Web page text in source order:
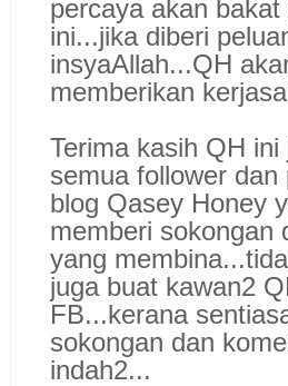
percaya akan
ini...jika diberi
insyaAllah...QH
memberikan
Terima kasih QH ini
semua follower dan
blog Qasey Honey
memberi sokongan
yang
juga buat kawan2
FB...kerana
sokongan dan
indah2...